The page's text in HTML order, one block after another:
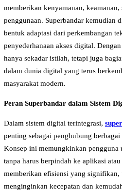
memberikan kenyamanan,
penggunaan. Superbandar kemudian
bentuk adaptasi dari perkembangan
penyederhanaan akses digital.
hanya sekadar istilah, tetapi juga
dalam dunia digital yang terus
masyarakat modern.
Peran Superbandar dalam Sistem
Dalam sistem digital terintegrasi,
penting sebagai penghubung
Konsep ini memungkinkan pengguna
tanpa harus berpindah ke aplikasi
memberikan efisiensi yang signifikan,
menginginkan kecepatan dan